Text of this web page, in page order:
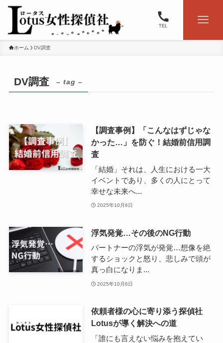
TEL
ホーム DV調査
DV調査 – tag –
【調査事例】「こんなはずじゃな
かった…」を防ぐ！結婚前信用調
査
「結婚」それは、人生における一大
イベントであり、多くの人にとって
幸せな未来へ...
2025年10月6日
浮気発覚…その後のNG行動
パートナーの浮気が発覚…想像を絶
するショックと怒り、悲しみで頭が
真っ白になりま...
2025年10月6日
依頼者様の心に寄り添う探偵社
Lotusが導く解決への道
「誰にも言えない悩みを抱えてい